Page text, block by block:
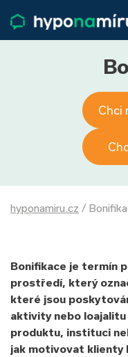
Životní pojištění
Pojištění
O nás
800 688 388
Přihlásit
Chci
hyponamiru.cz /
Bonifikace je termín
prostředí, který
které jsou
aktivity nebo
produktu, instituci
jak motivovat klienty